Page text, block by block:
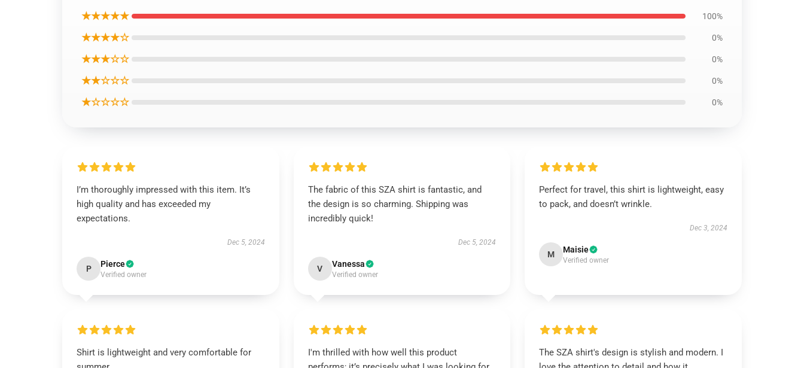
★★★★★ 100%
★★★★☆ 0%
★★★☆☆ 0%
★★☆☆☆ 0%
★☆☆☆☆ 0%
I’m thoroughly impressed with this item. It’s
high quality and has exceeded my
expectations.
Dec 5, 2024
P Pierce
Verified owner
The fabric of this SZA shirt is fantastic, and
the design is so charming. Shipping was
incredibly quick!
Dec 5, 2024
V Vanessa
Verified owner
Perfect for travel, this shirt is lightweight, easy
to pack, and doesn’t wrinkle.
Dec 3, 2024
M Maisie
Verified owner
Shirt is lightweight and very comfortable for
I'm thrilled with how well this product
The SZA shirt's design is stylish and modern. I